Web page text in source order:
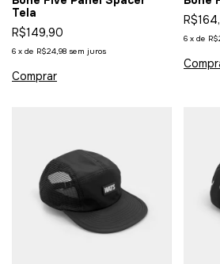
Tela
R$149,90
6 x de R$24,98 sem juros
6 x de